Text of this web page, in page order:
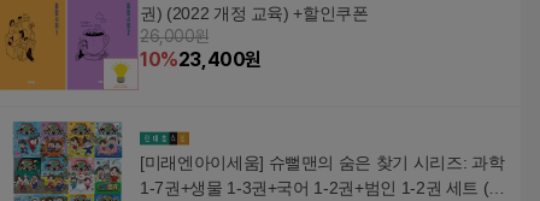
권) (2022 개정 교육) +할인쿠폰
26,000원
10%23,400원
[미래엔아이세움] 슈뻘맨의 숨은 찾기 시리즈: 과학
1-7권+생물 1-3권+국어 1-2권+범인 1-2권 세트 (전